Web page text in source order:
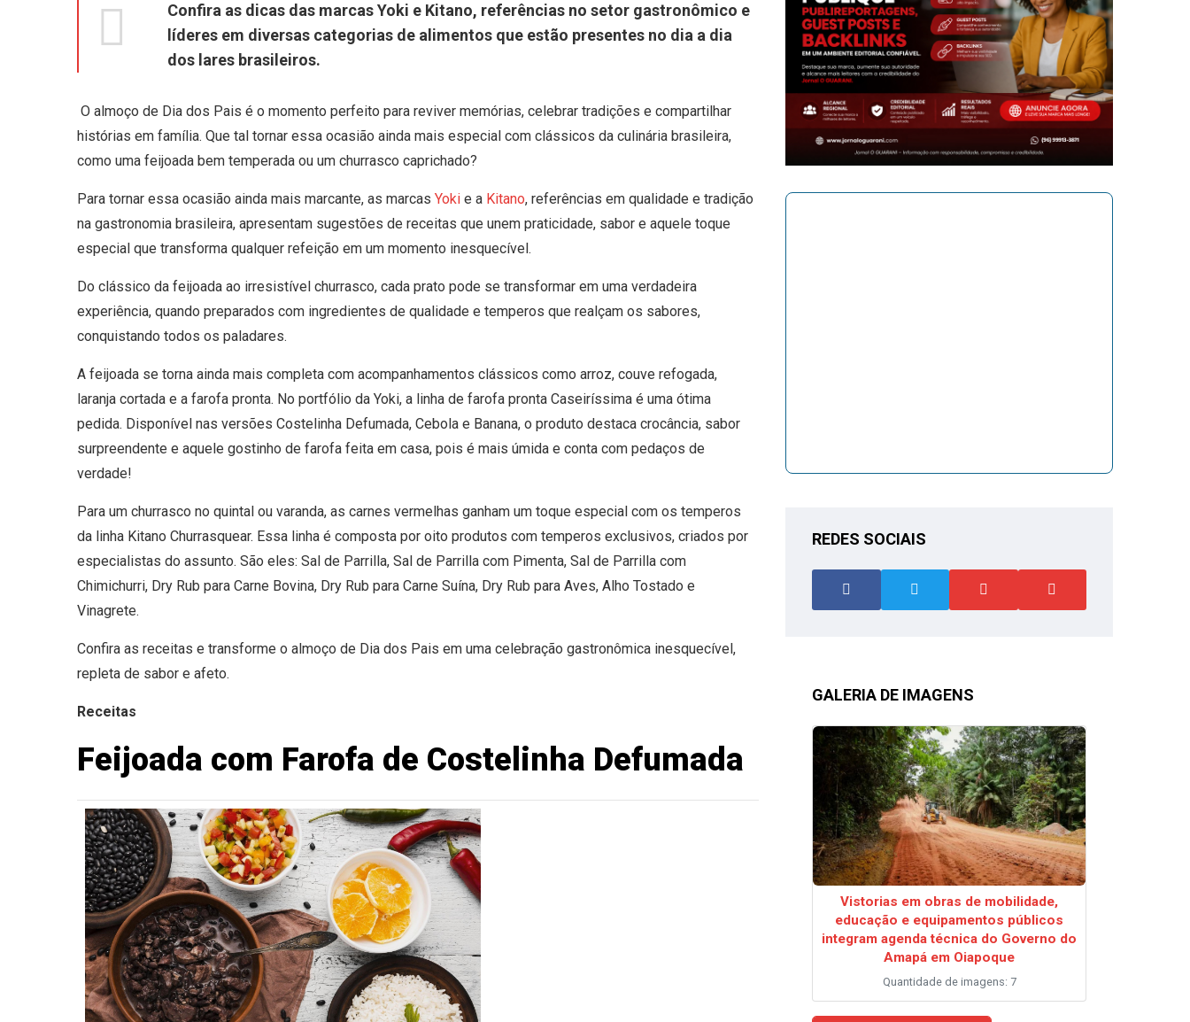
Confira as dicas das marcas Yoki e Kitano, referências no setor gastronômico e
líderes em diversas categorias de alimentos que estão presentes no dia a dia
dos lares brasileiros.
O almoço de Dia dos Pais é o momento perfeito para reviver memórias, celebrar tradições e compartilhar
histórias em família. Que tal tornar essa ocasião ainda mais especial com clássicos da culinária brasileira,
como uma feijoada bem temperada ou um churrasco caprichado?
Para tornar essa ocasião ainda mais marcante, as marcas Yoki e a Kitano, referências em qualidade e tradição
na gastronomia brasileira, apresentam sugestões de receitas que unem praticidade, sabor e aquele toque
especial que transforma qualquer refeição em um momento inesquecível.
Do clássico da feijoada ao irresistível churrasco, cada prato pode se transformar em uma verdadeira
experiência, quando preparados com ingredientes de qualidade e temperos que realçam os sabores,
conquistando todos os paladares.
A feijoada se torna ainda mais completa com acompanhamentos clássicos como arroz, couve refogada,
laranja cortada e a farofa pronta. No portfólio da Yoki, a linha de farofa pronta Caseiríssima é uma ótima
pedida. Disponível nas versões Costelinha Defumada, Cebola e Banana, o produto destaca crocância, sabor
surpreendente e aquele gostinho de farofa feita em casa, pois é mais úmida e conta com pedaços de
verdade!
Para um churrasco no quintal ou varanda, as carnes vermelhas ganham um toque especial com os temperos
da linha Kitano Churrasquear. Essa linha é composta por oito produtos com temperos exclusivos, criados por
especialistas do assunto. São eles: Sal de Parrilla, Sal de Parrilla com Pimenta, Sal de Parrilla com
Chimichurri, Dry Rub para Carne Bovina, Dry Rub para Carne Suína, Dry Rub para Aves, Alho Tostado e
Vinagrete.
Confira as receitas e transforme o almoço de Dia dos Pais em uma celebração gastronômica inesquecível,
repleta de sabor e afeto.
Receitas
Feijoada com Farofa de Costelinha Defumada
REDES SOCIAIS
GALERIA DE IMAGENS
Vistorias em obras de mobilidade,
educação e equipamentos públicos
integram agenda técnica do Governo do
Amapá em Oiapoque
Quantidade de imagens: 7